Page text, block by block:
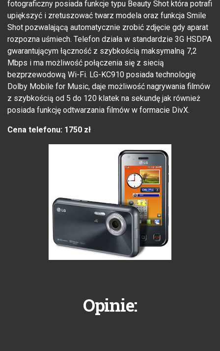
fotograficzny posiada funkcje typu Beauty Shot która potrafi
upiększyć i zretuszować twarz modela oraz funkcja Smile
Shot pozwalającą automatycznie zrobić zdjęcie gdy aparat
rozpozna uśmiech. Telefon działa w standardzie 3G HSDPA
gwarantującym łączność z szybkością maksymalną 7,2
Mbps i ma możliwość połączenia się z siecią
bezprzewodową Wi-Fi. LG-KC910 posiada technologię
Dolby Mobile for Music, daje możliwość nagrywania filmów
z szybkością od 5 do 120 klatek na sekundę jak również
posiada funkcję odtwarzania filmów w formacie DivX.
Cena telefonu: 1750 zł
Opinie: